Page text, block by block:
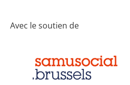
Avec le soutien de